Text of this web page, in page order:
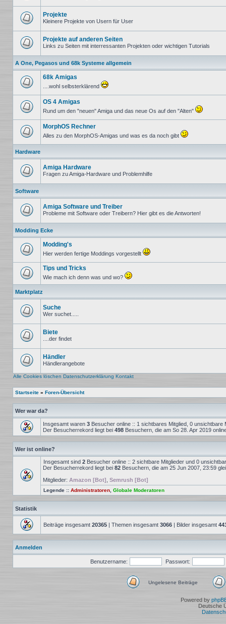
ungelesenen
Beiträge
ungelesenen
Beiträge
Projekte
Kleinere Projekte von Usern für User
ungelesenen
Beiträge
Projekte auf anderen Seiten
Links zu Seiten mit interressanten Projekten oder wichtigen Tutorials
A One, Pegasos und 68k Systeme allgemein
ungelesenen
Beiträge
68k Amigas
....wohl selbsterklärend
ungelesenen
Beiträge
OS 4 Amigas
Rund um den "neuen" Amiga und das neue Os auf den "Alten"
ungelesenen
Beiträge
MorphOS Rechner
Alles zu den MorphOS-Amigas und was es da noch gibt
Hardware
ungelesenen
Beiträge
Amiga Hardware
Fragen zu Amiga-Hardware und Problemhilfe
Software
ungelesenen
Beiträge
Amiga Software und Treiber
Probleme mit Software oder Treibern? Hier gibt es die Antworten!
Modding Ecke
ungelesenen
Beiträge
Modding's
Hier werden fertige Moddings vorgestellt
Beiträge
Tips und Tricks
Wie mach ich denn was und wo?
Marktplatz
ungelesenen
Beiträge
Suche
Wer suchet.....
ungelesenen
Beiträge
Biete
....der findet
ungelesenen
Händler
Händlerangebote
Alle Cookies löschen Datenschutzerklärung Kontakt
Startseite » Foren-Übersicht
Wer war da?
Insgesamt waren 3 Besucher online :: 1 sichtbares Mitglied, 0
Der Besucherrekord liegt bei 498 Besuchern, die am So 28. Apr 2019
Wer ist online?
Insgesamt sind 2 Besucher online :: 2 sichtbare Mitglieder und 0
Der Besucherrekord liegt bei 82 Besuchern, die am 25 Jun 2007, 23:59
Mitglieder: Amazon [Bot] Semrush [Bot]
Legende :: Administratoren Globale Moderatoren
Statistik
Beiträge insgesamt 20365 | Themen insgesamt 3066 | Bilder insgesamt
Anmelden
Benutzername: Passwort:
Ungelesene Beiträge
Powered by
Deutsche